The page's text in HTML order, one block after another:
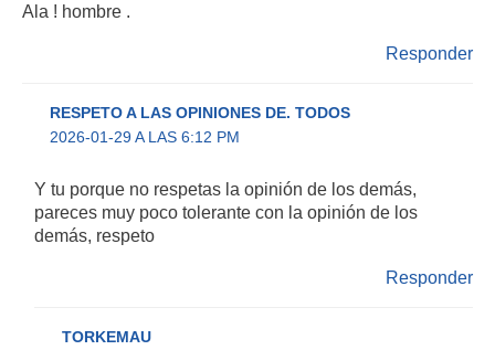
Ala ! hombre .
Responder
RESPETO A LAS OPINIONES DE. TODOS
2026-01-29 A LAS 6:12 PM
Y tu porque no respetas la opinión de los demás,
pareces muy poco tolerante con la opinión de los
demás, respeto
Responder
TORKEMAU